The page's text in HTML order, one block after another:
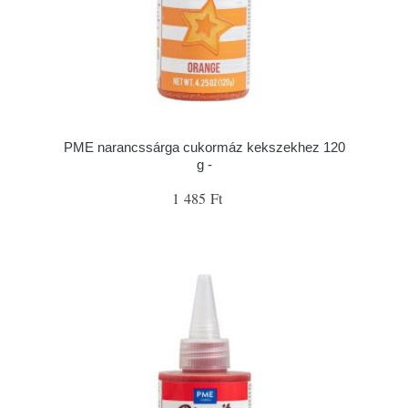
PME narancssárga cukormáz kekszekhez 120
g -
1 485 Ft